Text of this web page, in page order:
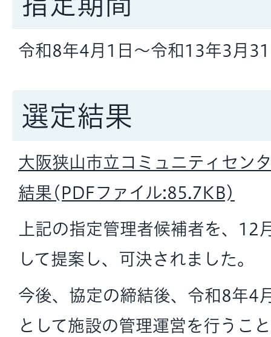
令和8年4月1日～令和13年3月
選定結果
大阪狭山市立コミュニティセン
結果(PDFファイル:85.7KB)
上記の指定管理者候補者を、12
して提案し、可決されました。
今後、協定の締結後、令和8年4
として施設の管理運営を行うこ